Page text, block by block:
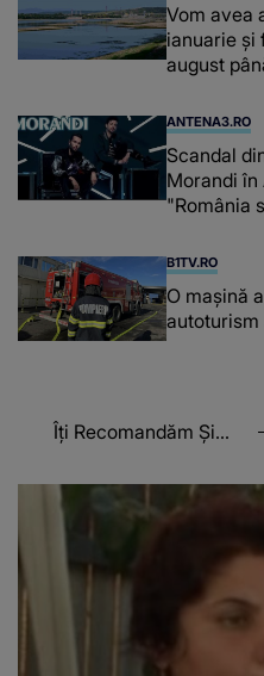
Vom avea
ianuarie și
august
ANTENA3.RO
Scandal
Morandi în
"România
B1TV.RO
O maşină
autoturism
Îți Recomandăm Și...